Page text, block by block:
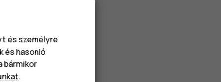
és személyre
és hasonló
bármikor
.